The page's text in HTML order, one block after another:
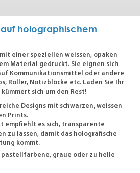
holographischem
einer speziellen weissen, opaken
Material gedruckt. Sie eignen sich
Kommunikationsmittel oder andere
Roller, Notizblöcke etc. Laden Sie Ihr
sich um den Rest!
Designs mit schwarzen, weissen
Prints.
empfiehlt es sich, transparente
zu lassen, damit das holografische
kommt.
graue oder zu helle